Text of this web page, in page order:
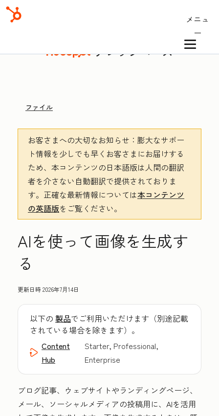
メニュ
ー
ナレッジベース
ファイル
お客さまへの大切なお知らせ ：膨大なサポー
ト情報を少しでも早くお客さまにお届けする
ため、本コンテンツの日本語版は人間の翻訳
者を介さない自動翻訳で提供されておりま
す。 正確な最新情報については本コンテンツ
の英語版をご覧ください。
AIを使って画像を生成す
る
更新日時2026年7月14日
以下の 製品でご利用いただけます（別途記載
されている場合を除きます）。
Content
Hub
Starter, Professional,
Enterprise
ブログ記事、ウェブサイトやランディングページ、
メール、ソーシャルメディアの投稿用に、AIを活用